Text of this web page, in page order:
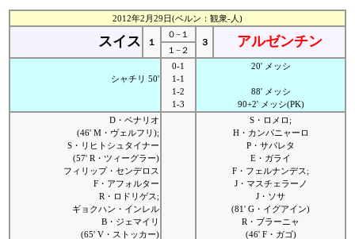
2012年2月29日(ベルン：観衆-人)
スイス １
０−１
３
アルゼンチン
１−２
シャチリ 50'
0-1
1-1
1-2
1-3
20' メッシ
88' メッシ
90+2' メッシ(PK)
D・ベナリオ
(46' M・ヴェルフリ);
S・リヒトシュタイナー
(57' R・ツィーグラー)
フィリップ・センデロス
F・アフォルター
R・ロドリゲス;
ギョクハン・インレル
B・ジェマイリ
(65' V・ストッカー)
S・ロメロ;
H・カンパニャーロ
P・サバレタ
E・ガライ
F・フェルナンデス;
J・マスチェラーノ
J・ソサ
(81' G・イグアイン)
R・ブラーニャ
(46' F・ガゴ)